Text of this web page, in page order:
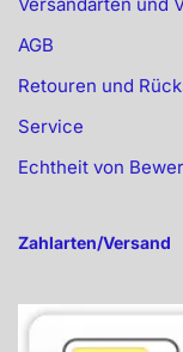
AGB
Retouren und
Service
Echtheit von
Zahlarten/Versand